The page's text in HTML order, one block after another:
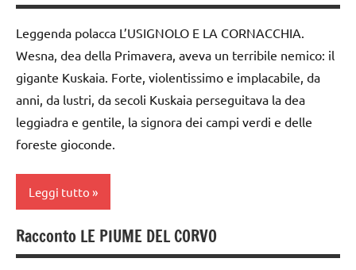
anni
6
anni
GUIDA
DIDATTICA
MONTESSORI
PER ETA'
MONTESSORI
classe
1a
classe
2a
classe
dai
3 ai
anni
Leggenda polacca L’USIGNOLO E LA CORNACCHIA.
Wesna, dea della Primavera, aveva un terribile nemico: il
gigante Kuskaia. Forte, violentissimo e implacabile, da
anni, da lustri, da secoli Kuskaia perseguitava la dea
leggiadra e gentile, la signora dei campi verdi e delle
foreste gioconde.
Leggi tutto
dai
3 ai
Racconto LE PIUME DEL CORVO